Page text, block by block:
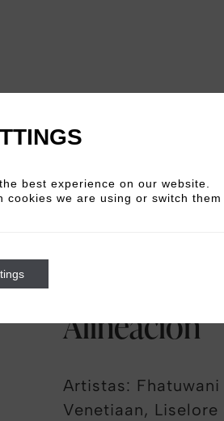
Alineación
Artistas:
Venetiaan,
best experience on our website.
cookies we are using or switch